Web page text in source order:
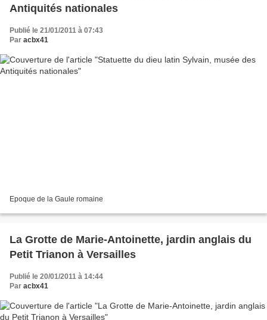
Antiquités nationales
Publié le 21/01/2011 à 07:43
Par acbx41
Epoque de la Gaule romaine
La Grotte de Marie-Antoinette, jardin anglais du
Petit Trianon à Versailles
Publié le 20/01/2011 à 14:44
Par acbx41